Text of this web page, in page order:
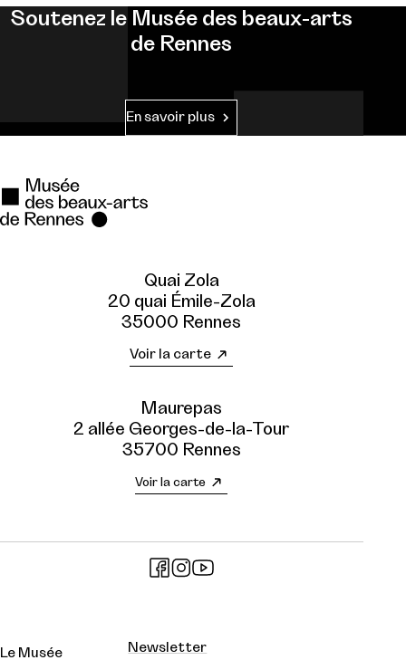
Soutenez le Musée des beaux-arts
de Rennes
En savoir plus
Quai Zola
20 quai Émile-Zola
35000 Rennes
Voir la carte
Maurepas
2 allée Georges-de-la-Tour
35700 Rennes
Voir la carte
Le Musée Newsletter